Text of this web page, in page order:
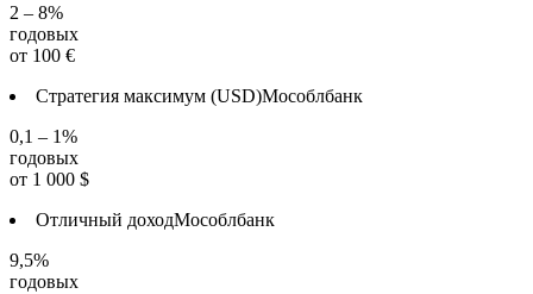
2 – 8%
годовых
от 100 €
Стратегия максимум (USD)Мособлбанк
0,1 – 1%
годовых
от 1 000 $
Отличный доходМособлбанк
9,5%
годовых